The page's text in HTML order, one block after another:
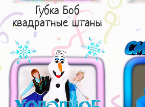
Губка Боб
квадратные штаны